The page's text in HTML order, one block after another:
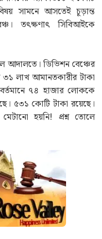
সামনে আসতেই চূড়ান্ত
তৎক্ষণাৎ সিবিআইকে
আদালতে। ডিভিশন বেঞ্চের
৩১ লাখ আমানতকারীর টাকা
৭৪ হাজার লোককে
৫৩১ কোটি টাকা রয়েছে।
হয়নি! প্রশ্ন তোলে